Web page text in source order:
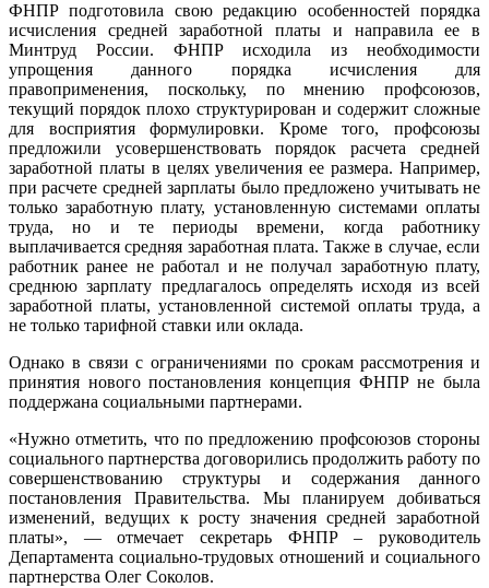
ФНПР подготовила свою редакцию особенностей порядка
исчисления средней заработной платы и направила ее в
Минтруд России. ФНПР исходила из необходимости
упрощения данного порядка исчисления для
правоприменения, поскольку, по мнению профсоюзов,
текущий порядок плохо структурирован и содержит сложные
для восприятия формулировки. Кроме того, профсоюзы
предложили усовершенствовать порядок расчета средней
заработной платы в целях увеличения ее размера. Например,
при расчете средней зарплаты было предложено учитывать не
только заработную плату, установленную системами оплаты
труда, но и те периоды времени, когда работнику
выплачивается средняя заработная плата. Также в случае, если
работник ранее не работал и не получал заработную плату,
среднюю зарплату предлагалось определять исходя из всей
заработной платы, установленной системой оплаты труда, а
не только тарифной ставки или оклада.
Однако в связи с ограничениями по срокам рассмотрения и
принятия нового постановления концепция ФНПР не была
поддержана социальными партнерами.
«Нужно отметить, что по предложению профсоюзов стороны
социального партнерства договорились продолжить работу по
совершенствованию структуры и содержания данного
постановления Правительства. Мы планируем добиваться
изменений, ведущих к росту значения средней заработной
платы», — отмечает секретарь ФНПР – руководитель
Департамента социально-трудовых отношений и социального
партнерства Олег Соколов.